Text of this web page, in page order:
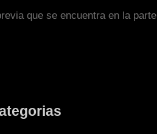
que se encuentra en la parte